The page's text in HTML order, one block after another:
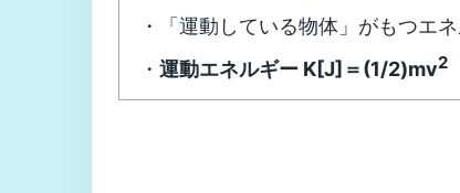
・「運動している物体」がもつエ
・ 運動エネルギー K[J]＝(1/2)mv2